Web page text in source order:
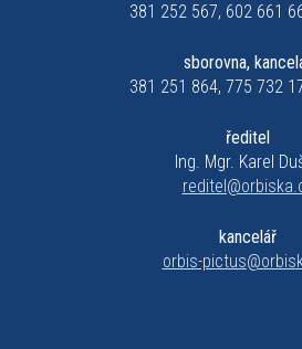
381 252 567, 602 661
sborovna,
381 251 864, 775 732
ředitel
Ing. Mgr. Karel
kancelář
orbis-